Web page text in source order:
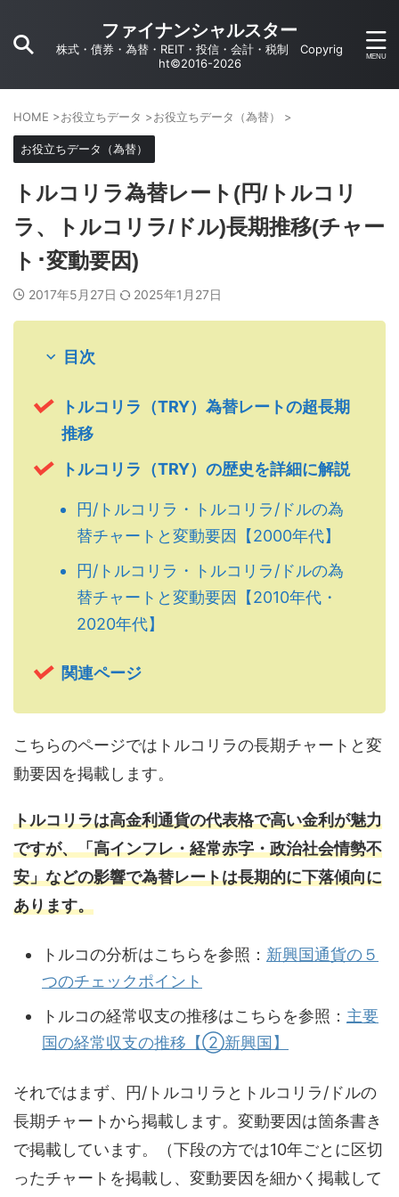
ファイナンシャルスター
株式・債券・為替・REIT・投信・会計・税制 Copyrig
ht©2016-2026
HOME >お役立ちデータ >お役立ちデータ（為替） >
お役立ちデータ（為替）
トルコリラ為替レート(円/トルコリ
ラ、トルコリラ/ドル)長期推移(チャー
ト･変動要因)
2017年5月27日 2025年1月27日
目次
トルコリラ（TRY）為替レートの超長期
推移
トルコリラ（TRY）の歴史を詳細に解説
円/トルコリラ・トルコリラ/ドルの為
替チャートと変動要因【2000年代】
円/トルコリラ・トルコリラ/ドルの為
替チャートと変動要因【2010年代・
2020年代】
関連ページ
こちらのページではトルコリラの長期チャートと変
動要因を掲載します。
トルコリラは高金利通貨の代表格で高い金利が魅力
ですが、「高インフレ・経常赤字・政治社会情勢不
安」などの影響で為替レートは長期的に下落傾向に
あります。
トルコの分析はこちらを参照： 新興国通貨の５
つのチェックポイント
トルコの経常収支の推移はこちらを参照： 主要
国の経常収支の推移【②新興国】
それではまず、円/トルコリラとトルコリラ/ドルの
長期チャートから掲載します。変動要因は箇条書き
で掲載しています。（下段の方では10年ごとに区切
ったチャートを掲載し、変動要因を細かく掲載して